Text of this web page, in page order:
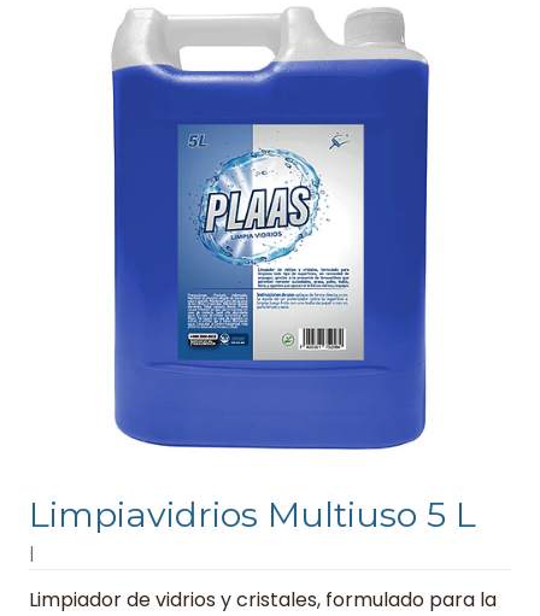
Limpiavidrios Multiuso 5 L
|
Limpiador de vidrios y cristales, formulado para la